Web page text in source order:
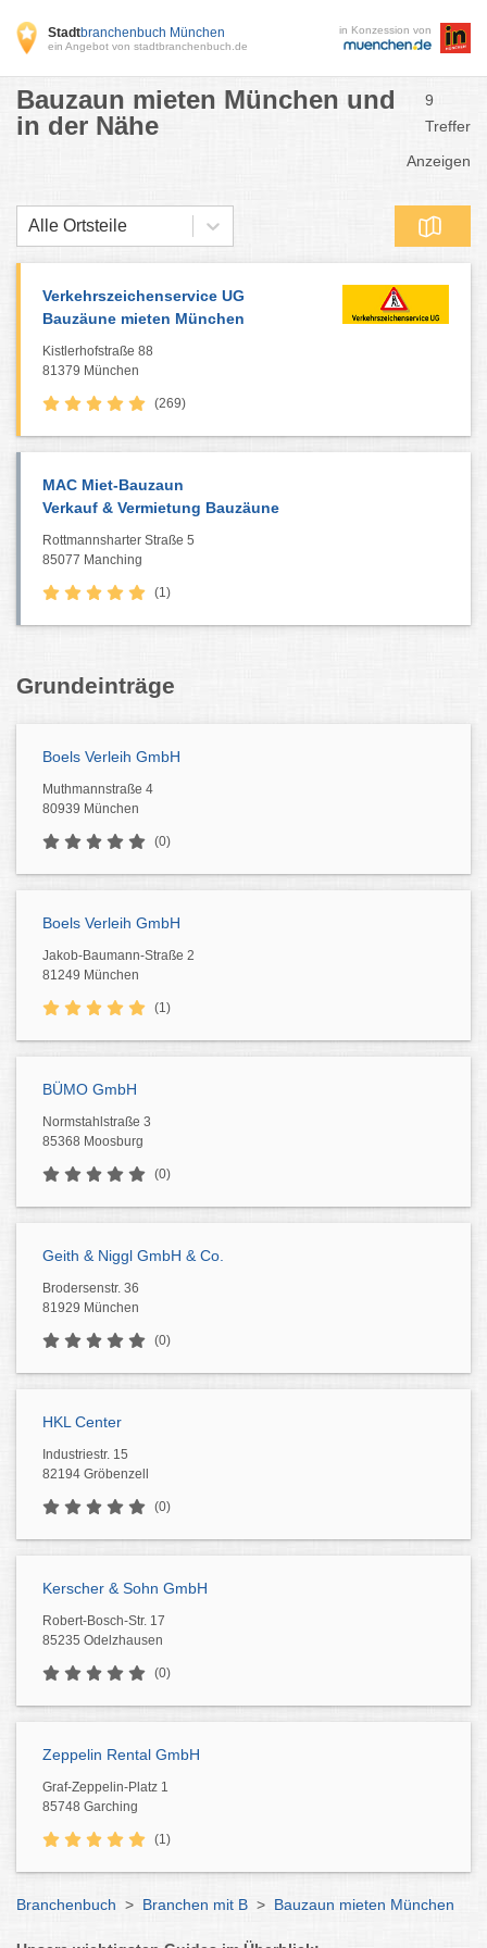
Stadtbranchenbuch München
ein Angebot von stadtbranchenbuch.de
in Konzession von
Bauzaun mieten München und
in der Nähe
9
Treffer
Anzeigen
Alle Ortsteile
Verkehrszeichenservice UG
Bauzäune mieten München
Kistlerhofstraße 88
81379 München
(269)
MAC Miet-Bauzaun
Verkauf & Vermietung Bauzäune
Rottmannsharter Straße 5
85077 Manching
(1)
Grundeinträge
Boels Verleih GmbH
Muthmannstraße 4
80939 München
(0)
Boels Verleih GmbH
Jakob-Baumann-Straße 2
81249 München
(1)
BÜMO GmbH
Normstahlstraße 3
85368 Moosburg
(0)
Geith & Niggl GmbH & Co.
Brodersenstr. 36
81929 München
(0)
HKL Center
Industriestr. 15
82194 Gröbenzell
(0)
Kerscher & Sohn GmbH
Robert-Bosch-Str. 17
85235 Odelzhausen
(0)
Zeppelin Rental GmbH
Graf-Zeppelin-Platz 1
85748 Garching
(1)
Branchenbuch > Branchen mit B > Bauzaun mieten München